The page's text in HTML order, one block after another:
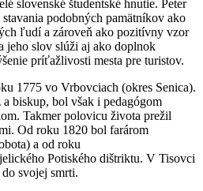
slovenské študentské hnutie. Peter
podobných pamätníkov ako
ľudí a zároveň ako pozitívny vzor
jeho slov slúži aj ako doplnok
príťažlivosti mesta pre turistov.
1775 vo Vrbovciach (okres Senica).
biskup, bol však i pedagógom
Takmer polovicu života prežil
Od roku 1820 bol farárom
a od roku
Potiského dištriktu. V Tisovci
svojej smrti.